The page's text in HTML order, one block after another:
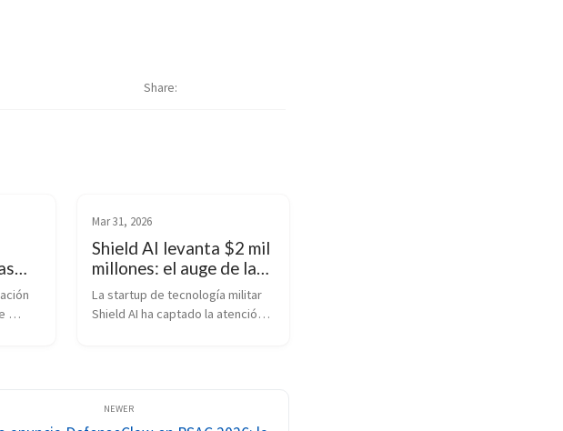
Share
Mar 31, 2026
Shield AI levanta $2 mil
millones: el auge de la
guerra autónoma
impulsada por IA
La startup de tecnología militar
Shield AI ha captado la atención
importantes en la nueva era de